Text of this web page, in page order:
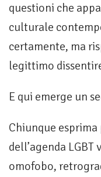
questioni che
culturale
certamente, ma
legittimo
E qui emerge un
Chiunque
dell’agenda
omofobo,